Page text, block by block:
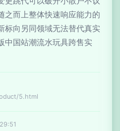
之而上整体快速响应能力的
标向另同领域无法替代真实
中国站潮流水玩具跨售实
5.html